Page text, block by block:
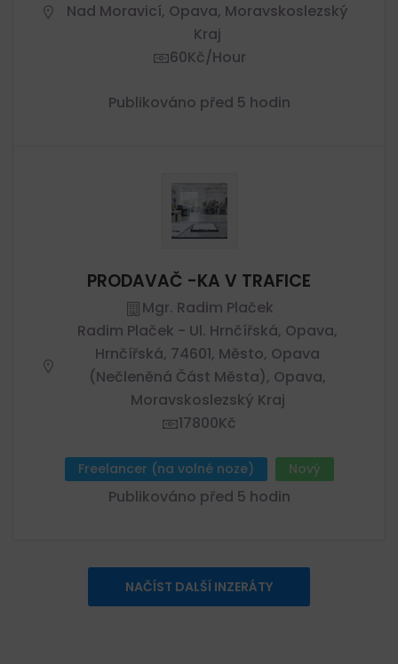
Nad Moravicí, Opava, Moravskoslezský
Kraj
60Kč/hour
Publikováno před 5 hodin
PRODAVAČ -KA V TRAFICE
Mgr. Radim Plaček
Radim Plaček - Ul. Hrnčířská, Opava,
Hrnčířská, 74601, Město, Opava
(nečleněná Část Města), Opava,
Moravskoslezský Kraj
17800Kč
Freelancer (na volné noze) Nový
Publikováno před 5 hodin
NAČÍST DALŠÍ INZERÁTY